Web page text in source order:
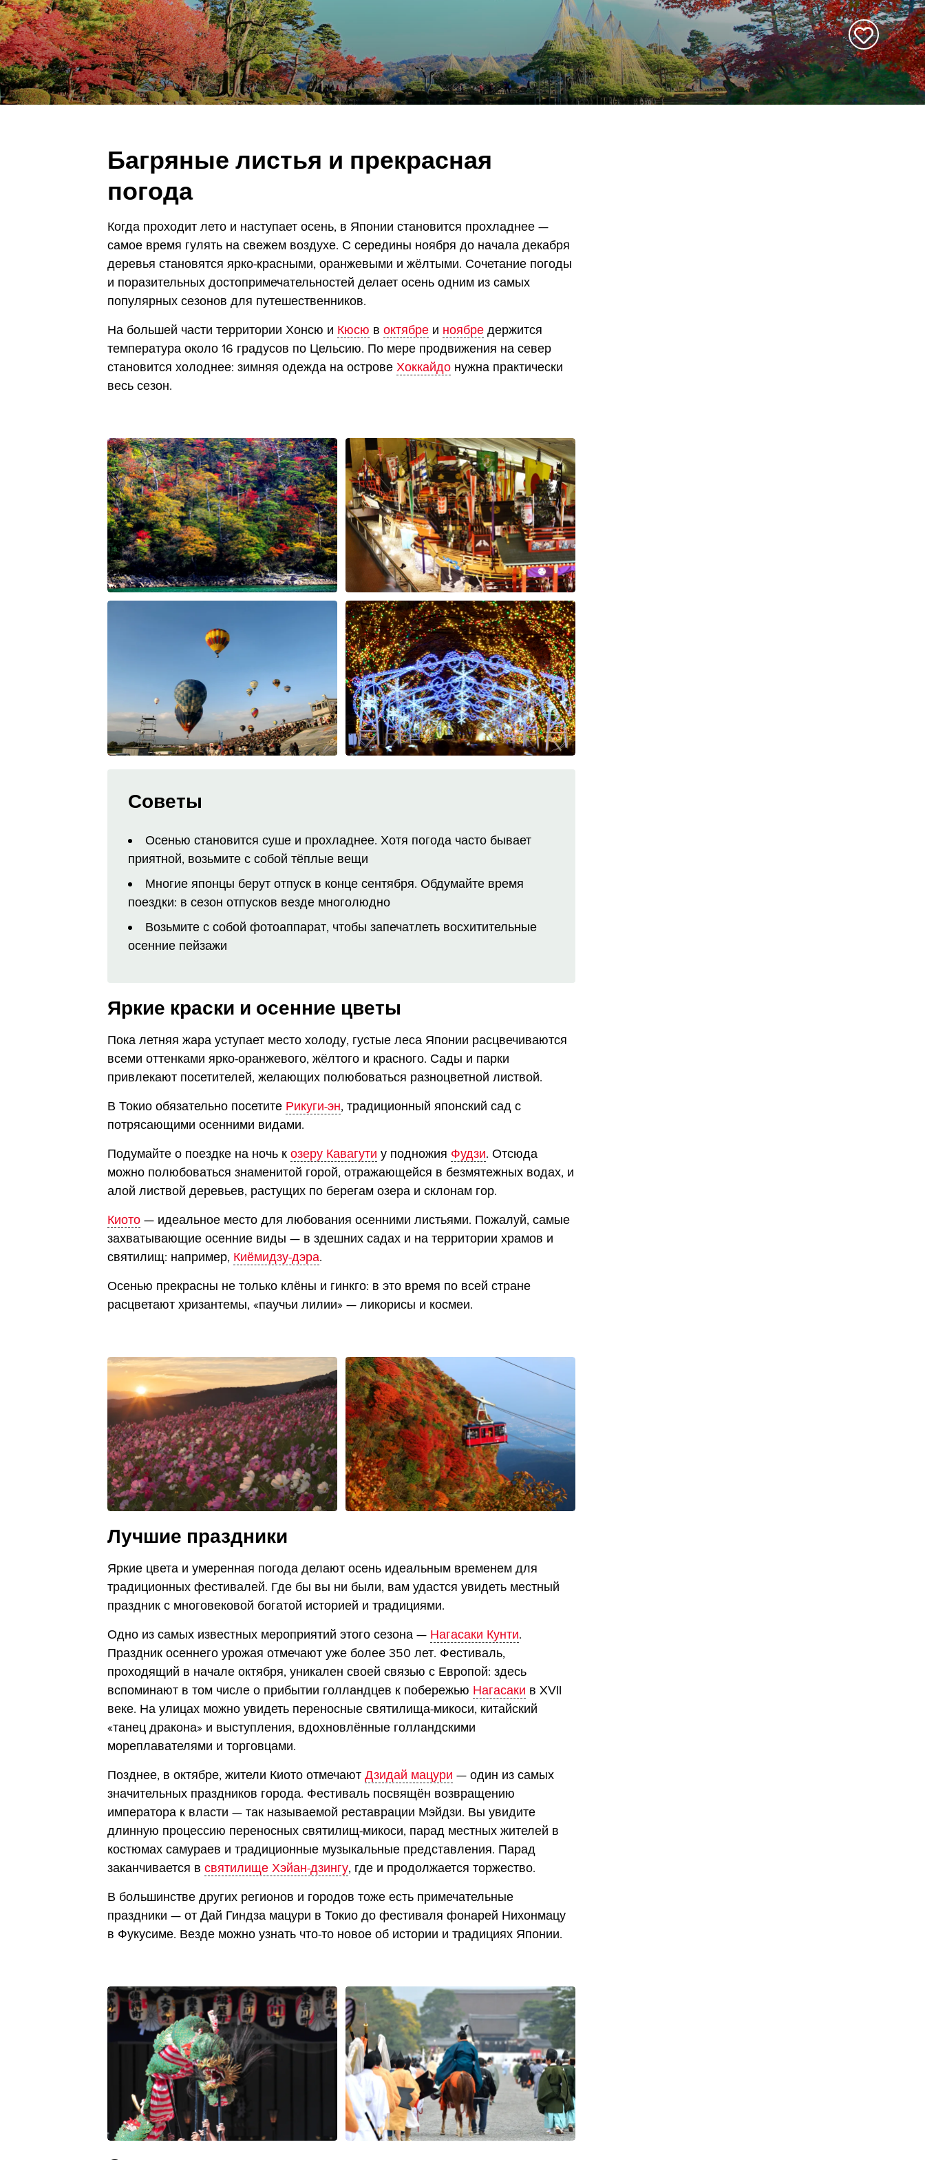
Багряные листья и прекрасная
погода
Когда проходит лето и наступает осень, в Японии становится прохладнее —
самое время гулять на свежем воздухе. С середины ноября до начала декабря
деревья становятся ярко-красными, оранжевыми и жёлтыми. Сочетание погоды
и поразительных достопримечательностей делает осень одним из самых
популярных сезонов для путешественников.
На большей части территории Хонсю и Кюсю в октябре и ноябре держится
температура около 16 градусов по Цельсию. По мере продвижения на север
становится холоднее: зимняя одежда на острове Хоккайдо нужна практически
весь сезон.
Советы
Осенью становится суше и прохладнее. Хотя погода часто бывает
приятной, возьмите с собой тёплые вещи
Многие японцы берут отпуск в конце сентября. Обдумайте время
поездки: в сезон отпусков везде многолюдно
Возьмите с собой фотоаппарат, чтобы запечатлеть восхитительные
осенние пейзажи
Яркие краски и осенние цветы
Пока летняя жара уступает место холоду, густые леса Японии расцвечиваются
всеми оттенками ярко-оранжевого, жёлтого и красного. Сады и парки
привлекают посетителей, желающих полюбоваться разноцветной листвой.
В Токио обязательно посетите Рикуги-эн, традиционный японский сад с
потрясающими осенними видами.
Подумайте о поездке на ночь к озеру Кавагути у подножия Фудзи. Отсюда
можно полюбоваться знаменитой горой, отражающейся в безмятежных водах, и
алой листвой деревьев, растущих по берегам озера и склонам гор.
Киото — идеальное место для любования осенними листьями. Пожалуй, самые
захватывающие осенние виды — в здешних садах и на территории храмов и
святилищ: например, Киёмидзу-дэра.
Осенью прекрасны не только клёны и гинкго: в это время по всей стране
расцветают хризантемы, «паучьи лилии» — ликорисы и космеи.
Лучшие праздники
Яркие цвета и умеренная погода делают осень идеальным временем для
традиционных фестивалей. Где бы вы ни были, вам удастся увидеть местный
праздник с многовековой богатой историей и традициями.
Одно из самых известных мероприятий этого сезона — Нагасаки Кунти.
Праздник осеннего урожая отмечают уже более 350 лет. Фестиваль,
проходящий в начале октября, уникален своей связью с Европой: здесь
вспоминают в том числе о прибытии голландцев к побережью Нагасаки в XVII
веке. На улицах можно увидеть переносные святилища-микоси, китайский
«танец дракона» и выступления, вдохновлённые голландскими
мореплавателями и торговцами.
Позднее, в октябре, жители Киото отмечают Дзидай мацури — один из самых
значительных праздников города. Фестиваль посвящён возвращению
императора к власти — так называемой реставрации Мэйдзи. Вы увидите
длинную процессию переносных святилищ-микоси, парад местных жителей в
костюмах самураев и традиционные музыкальные представления. Парад
заканчивается в святилище Хэйан-дзингу, где и продолжается торжество.
В большинстве других регионов и городов тоже есть примечательные
праздники — от Дай Гиндза мацури в Токио до фестиваля фонарей Нихонмацу
в Фукусиме. Везде можно узнать что-то новое об истории и традициях Японии.